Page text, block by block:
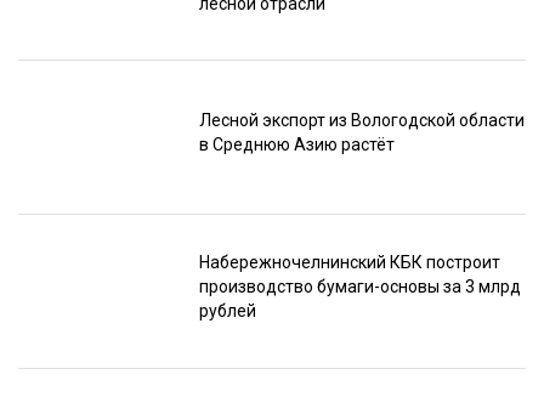
Лесной экспорт из Вологодской области
в Среднюю Азию растёт
Набережночелнинский КБК построит
производство бумаги-основы за 3 млрд
рублей